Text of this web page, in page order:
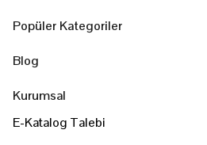
Popüler Kategoriler
Blog
Kurumsal
E-Katalog Talebi